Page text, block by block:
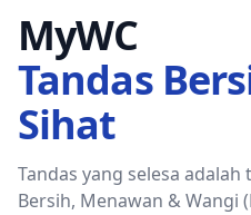
MyWC
Tandas
Sihat
Tandas yang selesa
Bersih, Menawan & Wangi